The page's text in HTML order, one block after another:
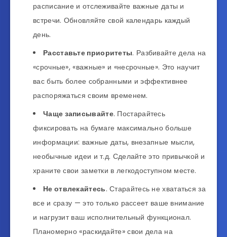
расписание и отслеживайте важные даты и
встречи. Обновляйте свой календарь каждый
день.
Расставьте приоритеты. Разбивайте дела на
«срочные», «важные» и «несрочные». Это научит
вас быть более собранными и эффективнее
распоряжаться своим временем.
Чаще записывайте. Постарайтесь
фиксировать на бумаге максимально больше
информации: важные даты, внезапные мысли,
необычные идеи и т.д. Сделайте это привычкой и
храните свои заметки в легкодоступном месте.
Не отвлекайтесь. Старайтесь не хвататься за
все и сразу — это только рассеет ваше внимание
и нагрузит ваш исполнительный функционал.
Планомерно «раскидайте» свои дела на